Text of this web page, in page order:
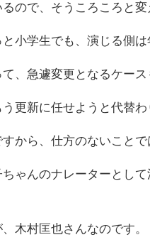
ので、そうころころと変
小学生でも、演じる側は
、急遽変更となるケース
更新に任せようと代替わ
から、仕方のないことで
ゃんのナレーターとし
木村匡也さんなのです。